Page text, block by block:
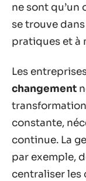
ne sont
se trouve
pratiques et à
Les
changement
constante,
continue. La
par exemple,
centraliser les